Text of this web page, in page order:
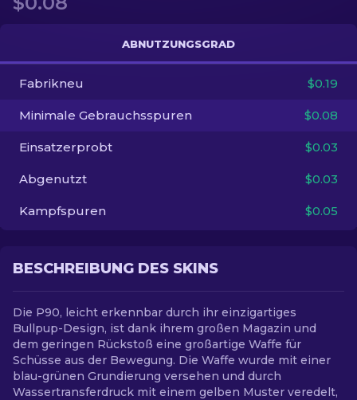
Andere
DE
ABNUTZUNGSGRAD
Fabrikneu $0.19
Minimale Gebrauchsspuren $0.08
Einsatzerprobt $0.03
Abgenutzt $0.03
Kampfspuren $0.05
BESCHREIBUNG DES SKINS
Die P90, leicht erkennbar durch ihr einzigartiges
Bullpup-Design, ist dank ihrem großen Magazin und
dem geringen Rückstoß eine großartige Waffe für
Schüsse aus der Bewegung. Die Waffe wurde mit einer
blau-grünen Grundierung versehen und durch
Wassertransferdruck mit einem gelben Muster veredelt,